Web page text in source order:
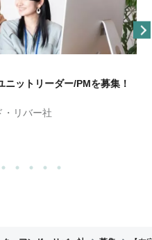
ットリーダー/PMを募集！
・リバー社